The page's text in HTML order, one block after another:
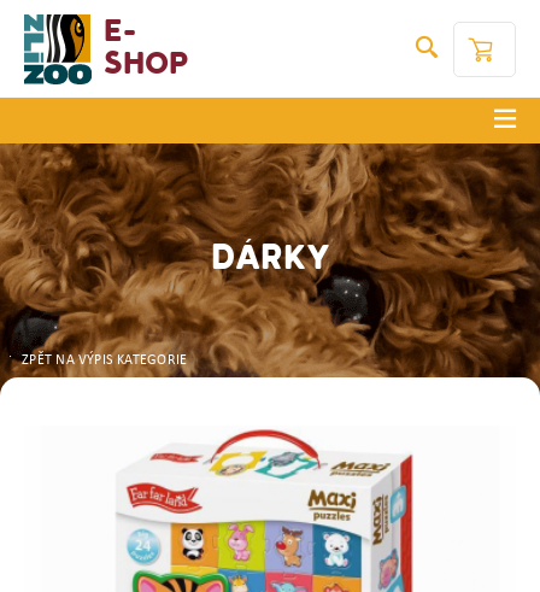
E-
Shop
DÁRKY
ZPĚT NA VÝPIS KATEGORIE